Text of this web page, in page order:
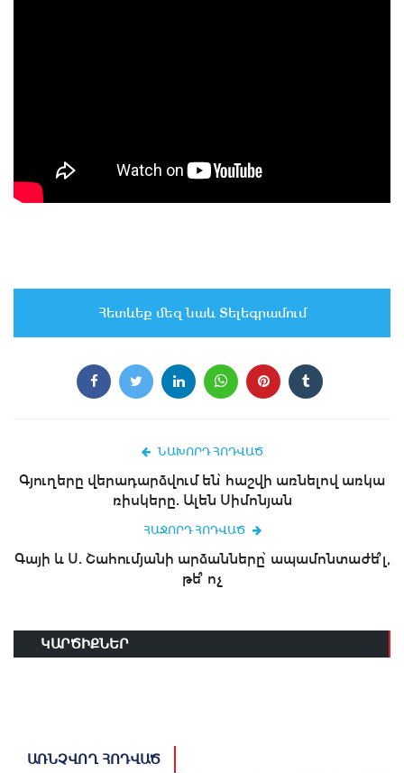
Հետևեք մեզ նաև Տելեգրամում
ՆԱԽՈՐԴ ՀՈԴՎԱԾ
Գյուղերը վերադարձվում են՝ հաշվի առնելով առկա
ռիսկերը. Ալեն Սիմոնյան
ՀԱՋՈՐԴ ՀՈԴՎԱԾ
Գայի և Ս. Շահումյանի արձանները՝ ապամոնտաժե՞լ,
թե՞ ոչ
ԿԱՐԾԻՔՆԵՐ
ԱՌՆՉՎՈՂ ՀՈԴՎԱԾ